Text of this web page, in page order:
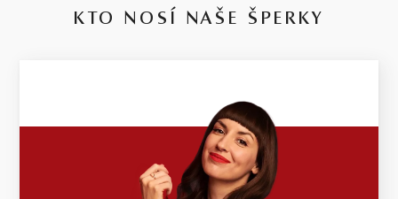
0.025 ct
14 kt
RUŽOVÉ ZLATO
KTO NOSÍ NAŠE ŠPERKY